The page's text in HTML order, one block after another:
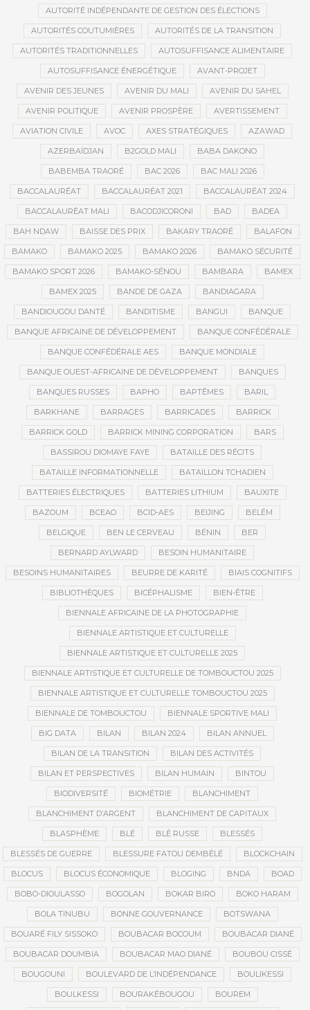
AUTORITÉ INDÉPENDANTE DE GESTION DES ÉLECTIONS
AUTORITÉS COUTUMIÈRES AUTORITÉS DE LA TRANSITION
AUTORITÉS TRADITIONNELLES AUTOSUFFISANCE ALIMENTAIRE
AUTOSUFFISANCE ÉNERGÉTIQUE AVANT-PROJET
AVENIR DES JEUNES AVENIR DU MALI AVENIR DU SAHEL
AVENIR POLITIQUE AVENIR PROSPÈRE AVERTISSEMENT
AVIATION CIVILE AVOC AXES STRATÉGIQUES AZAWAD
AZERBAÏDJAN B2GOLD MALI BABA DAKONO
BABEMBA TRAORÉ BAC 2026 BAC MALI 2026
BACCALAURÉAT BACCALAURÉAT 2021 BACCALAURÉAT 2024
BACCALAURÉAT MALI BACODJICORONI BAD BADEA
BAH NDAW BAISSE DES PRIX BAKARY TRAORÉ BALAFON
BAMAKO BAMAKO 2025 BAMAKO 2026 BAMAKO SÉCURITÉ
BAMAKO SPORT 2026 BAMAKO-SÉNOU BAMBARA BAMEX
BAMEX 2025 BANDE DE GAZA BANDIAGARA
BANDIOUGOU DANTÉ BANDITISME BANGUI BANQUE
BANQUE AFRICAINE DE DÉVELOPPEMENT BANQUE CONFÉDÉRALE
BANQUE CONFÉDÉRALE AES BANQUE MONDIALE
BANQUE OUEST-AFRICAINE DE DÉVELOPPEMENT BANQUES
BANQUES RUSSES BAPHO BAPTÊMES BARIL
BARKHANE BARRAGES BARRICADES BARRICK
BARRICK GOLD BARRICK MINING CORPORATION BARS
BASSIROU DIOMAYE FAYE BATAILLE DES RÉCITS
BATAILLE INFORMATIONNELLE BATAILLON TCHADIEN
BATTERIES ÉLECTRIQUES BATTERIES LITHIUM BAUXITE
BAZOUM BCEAO BCID-AES BEIJING BELÉM
BELGIQUE BEN LE CERVEAU BÉNIN BER
BERNARD AYLWARD BESOIN HUMANITAIRE
BESOINS HUMANITAIRES BEURRE DE KARITÉ BIAIS COGNITIFS
BIBLIOTHÈQUES BICÉPHALISME BIEN-ÊTRE
BIENNALE AFRICAINE DE LA PHOTOGRAPHIE
BIENNALE ARTISTIQUE ET CULTURELLE
BIENNALE ARTISTIQUE ET CULTURELLE 2025
BIENNALE ARTISTIQUE ET CULTURELLE DE TOMBOUCTOU 2025
BIENNALE ARTISTIQUE ET CULTURELLE TOMBOUCTOU 2025
BIENNALE DE TOMBOUCTOU BIENNALE SPORTIVE MALI
BIG DATA BILAN BILAN 2024 BILAN ANNUEL
BILAN DE LA TRANSITION BILAN DES ACTIVITÉS
BILAN ET PERSPECTIVES BILAN HUMAIN BINTOU
BIODIVERSITÉ BIOMÉTRIE BLANCHIMENT
BLANCHIMENT D’ARGENT BLANCHIMENT DE CAPITAUX
BLASPHÈME BLÉ BLÉ RUSSE BLESSÉS
BLESSÉS DE GUERRE BLESSURE FATOU DEMBÉLÉ BLOCKCHAIN
BLOCUS BLOCUS ÉCONOMIQUE BLOGING BNDA BOAD
BOBO-DIOULASSO BOGOLAN BOKAR BIRO BOKO HARAM
BOLA TINUBU BONNE GOUVERNANCE BOTSWANA
BOUARÉ FILY SISSOKO BOUBACAR BOCOUM BOUBACAR DIANÉ
BOUBACAR DOUMBIA BOUBACAR MAO DIANÉ BOUBOU CISSÉ
BOUGOUNI BOULEVARD DE L’INDÉPENDANCE BOULIKESSI
BOULKESSI BOURAKÉBOUGOU BOUREM